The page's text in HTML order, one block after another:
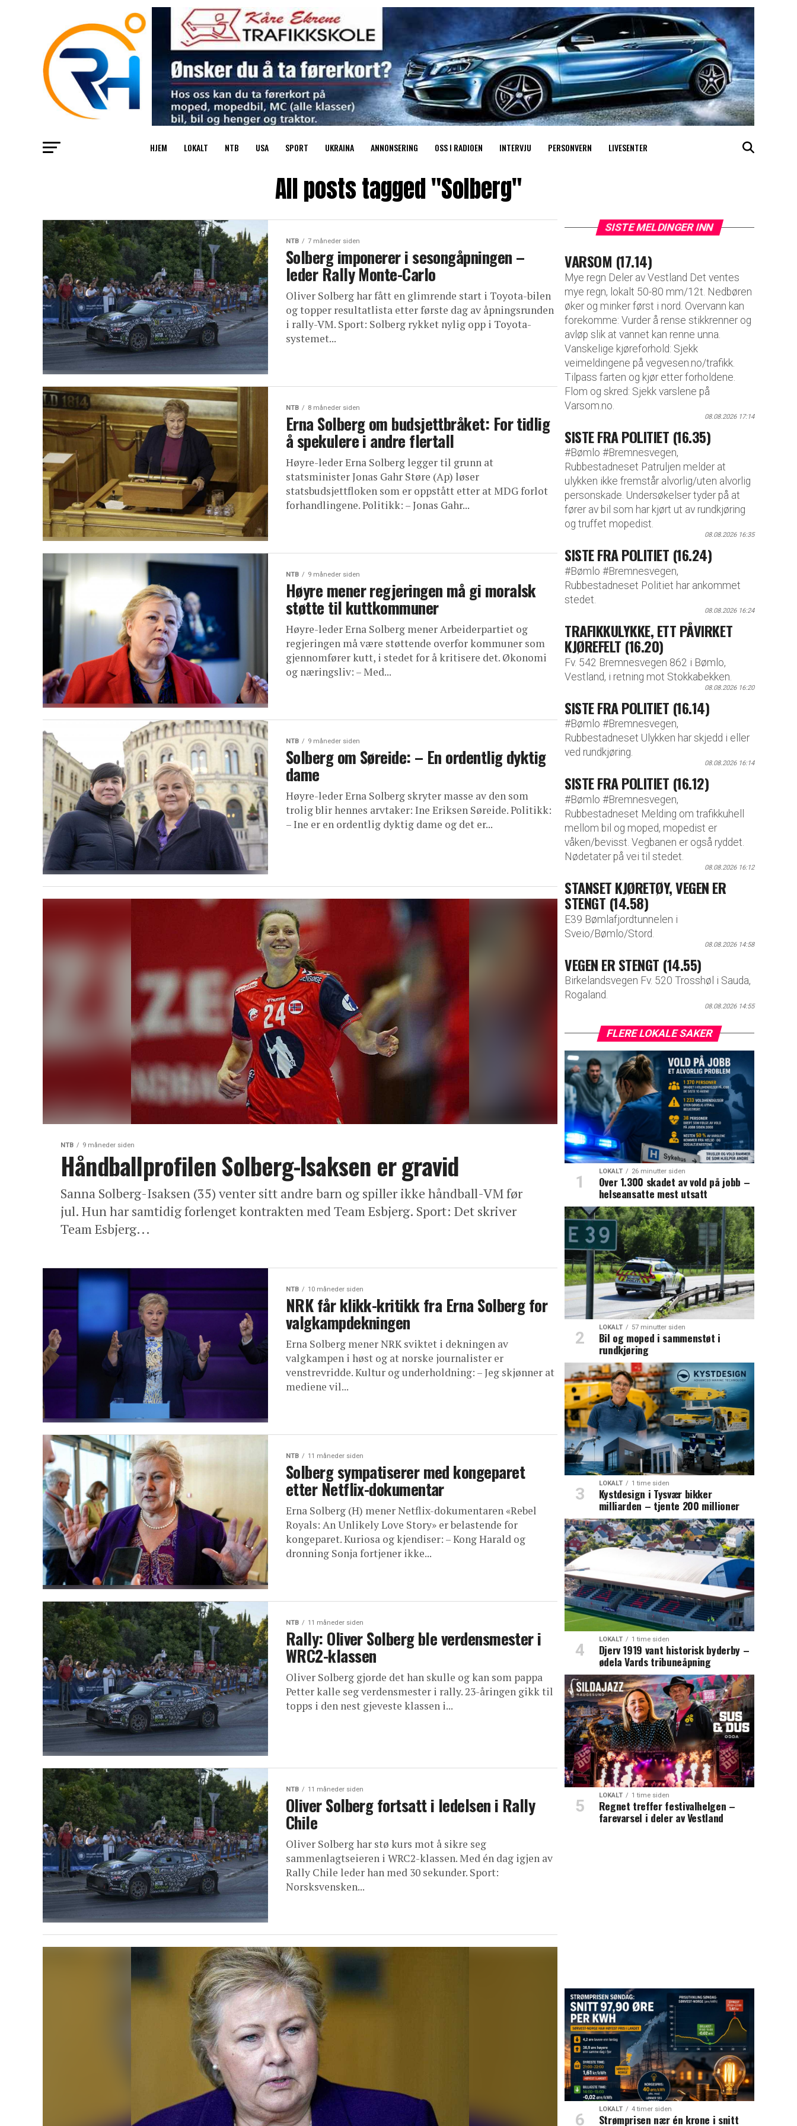
HJEM LOKALT NTB USA SPORT UKRAINA ANNONSERING OSS I RADIOEN INTERVJU PERSONVERN LIVESENTER
All posts tagged "Solberg"
NTB 7 måneder siden
Solberg imponerer i sesongåpningen –
leder Rally Monte-Carlo
Oliver Solberg har fått en glimrende start i Toyota-bilen
og topper resultatlista etter første dag av åpningsrunden
i rally-VM. Sport: Solberg rykket nylig opp i Toyota-
systemet...
NTB 8 måneder siden
Erna Solberg om budsjettbråket: For tidlig
å spekulere i andre flertall
Høyre-leder Erna Solberg legger til grunn at
statsminister Jonas Gahr Støre (Ap) løser
statsbudsjettfloken som er oppstått etter at MDG forlot
forhandlingene. Politikk: – Jonas Gahr...
NTB 9 måneder siden
Høyre mener regjeringen må gi moralsk
støtte til kuttkommuner
Høyre-leder Erna Solberg mener Arbeiderpartiet og
regjeringen må være støttende overfor kommuner som
gjennomfører kutt, i stedet for å kritisere det. Økonomi
og næringsliv: – Med...
NTB 9 måneder siden
Solberg om Søreide: – En ordentlig dyktig
dame
Høyre-leder Erna Solberg skryter masse av den som
trolig blir hennes arvtaker: Ine Eriksen Søreide. Politikk:
– Ine er en ordentlig dyktig dame og det er...
NTB 9 måneder siden
Håndballprofilen Solberg-Isaksen er gravid
Sanna Solberg-Isaksen (35) venter sitt andre barn og spiller ikke håndball-VM før
jul. Hun har samtidig forlenget kontrakten med Team Esbjerg. Sport: Det skriver
Team Esbjerg...
NTB 10 måneder siden
NRK får klikk-kritikk fra Erna Solberg for
valgkampdekningen
Erna Solberg mener NRK sviktet i dekningen av
valgkampen i høst og at norske journalister er
venstrevridde. Kultur og underholdning: – Jeg skjønner at
mediene vil...
NTB 11 måneder siden
Solberg sympatiserer med kongeparet
etter Netflix-dokumentar
Erna Solberg (H) mener Netflix-dokumentaren «Rebel
Royals: An Unlikely Love Story» er belastende for
kongeparet. Kuriosa og kjendiser: – Kong Harald og
dronning Sonja fortjener ikke...
NTB 11 måneder siden
Rally: Oliver Solberg ble verdensmester i
WRC2-klassen
Oliver Solberg gjorde det han skulle og kan som pappa
Petter kalle seg verdensmester i rally. 23-åringen gikk til
topps i den nest gjeveste klassen i...
NTB 11 måneder siden
Oliver Solberg fortsatt i ledelsen i Rally
Chile
Oliver Solberg har stø kurs mot å sikre seg
sammenlagtseieren i WRC2-klassen. Med én dag igjen av
Rally Chile leder han med 30 sekunder. Sport:
Norsksvensken...
SISTE MELDINGER INN
VARSOM (17.14)
Mye regn Deler av Vestland Det ventes
mye regn, lokalt 50-80 mm/12t. Nedbøren
øker og minker først i nord. Overvann kan
forekomme: Vurder å rense stikkrenner og
avløp slik at vannet kan renne unna.
Vanskelige kjøreforhold: Sjekk
veimeldingene på vegvesen.no/trafikk.
Tilpass farten og kjør etter forholdene.
Flom og skred: Sjekk varslene på
Varsom.no.
08.08.2026 17:14
SISTE FRA POLITIET (16.35)
#Bømlo #Bremnesvegen,
Rubbestadneset Patruljen melder at
ulykken ikke fremstår alvorlig/uten alvorlig
personskade. Undersøkelser tyder på at
fører av bil som har kjørt ut av rundkjøring
og truffet mopedist.
08.08.2026 16:35
SISTE FRA POLITIET (16.24)
#Bømlo #Bremnesvegen,
Rubbestadneset Politiet har ankommet
stedet.
08.08.2026 16:24
TRAFIKKULYKKE, ETT PÅVIRKET
KJØREFELT (16.20)
Fv. 542 Bremnesvegen 862 i Bømlo,
Vestland, i retning mot Stokkabekken.
08.08.2026 16:20
SISTE FRA POLITIET (16.14)
#Bømlo #Bremnesvegen,
Rubbestadneset Ulykken har skjedd i eller
ved rundkjøring.
08.08.2026 16:14
SISTE FRA POLITIET (16.12)
#Bømlo #Bremnesvegen,
Rubbestadneset Melding om trafikkuhell
mellom bil og moped, mopedist er
våken/bevisst. Vegbanen er også ryddet.
Nødetater på vei til stedet.
08.08.2026 16:12
STANSET KJØRETØY, VEGEN ER
STENGT (14.58)
E39 Bømlafjordtunnelen i
Sveio/Bømlo/Stord.
08.08.2026 14:58
VEGEN ER STENGT (14.55)
Birkelandsvegen Fv. 520 Trosshøl i Sauda,
Rogaland.
08.08.2026 14:55
FLERE LOKALE SAKER
LOKALT 26 minutter siden
Over 1.300 skadet av vold på jobb –
helseansatte mest utsatt
LOKALT 57 minutter siden
Bil og moped i sammenstøt i
rundkjøring
LOKALT 1 time siden
Kystdesign i Tysvær bikker
milliarden – tjente 200 millioner
LOKALT 1 time siden
Djerv 1919 vant historisk byderby –
ødela Vards tribuneåpning
LOKALT 1 time siden
Regnet treffer festivalhelgen –
farevarsel i deler av Vestland
LOKALT 4 timer siden
Strømprisen nær én krone i snitt